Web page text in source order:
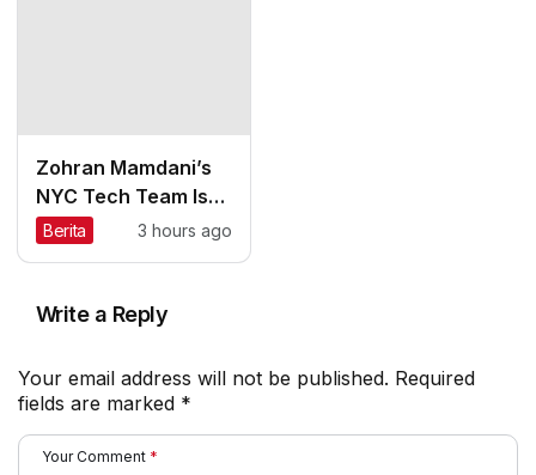
Zohran Mamdani’s
NYC Tech Team Is
What DOGE Should
Berita 3 hours ago
Write a Reply
Your email address will not be published. Required
fields are marked *
Your Comment *